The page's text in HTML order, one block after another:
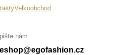
Velkoobchod
nám
eshop@egofashion.cz